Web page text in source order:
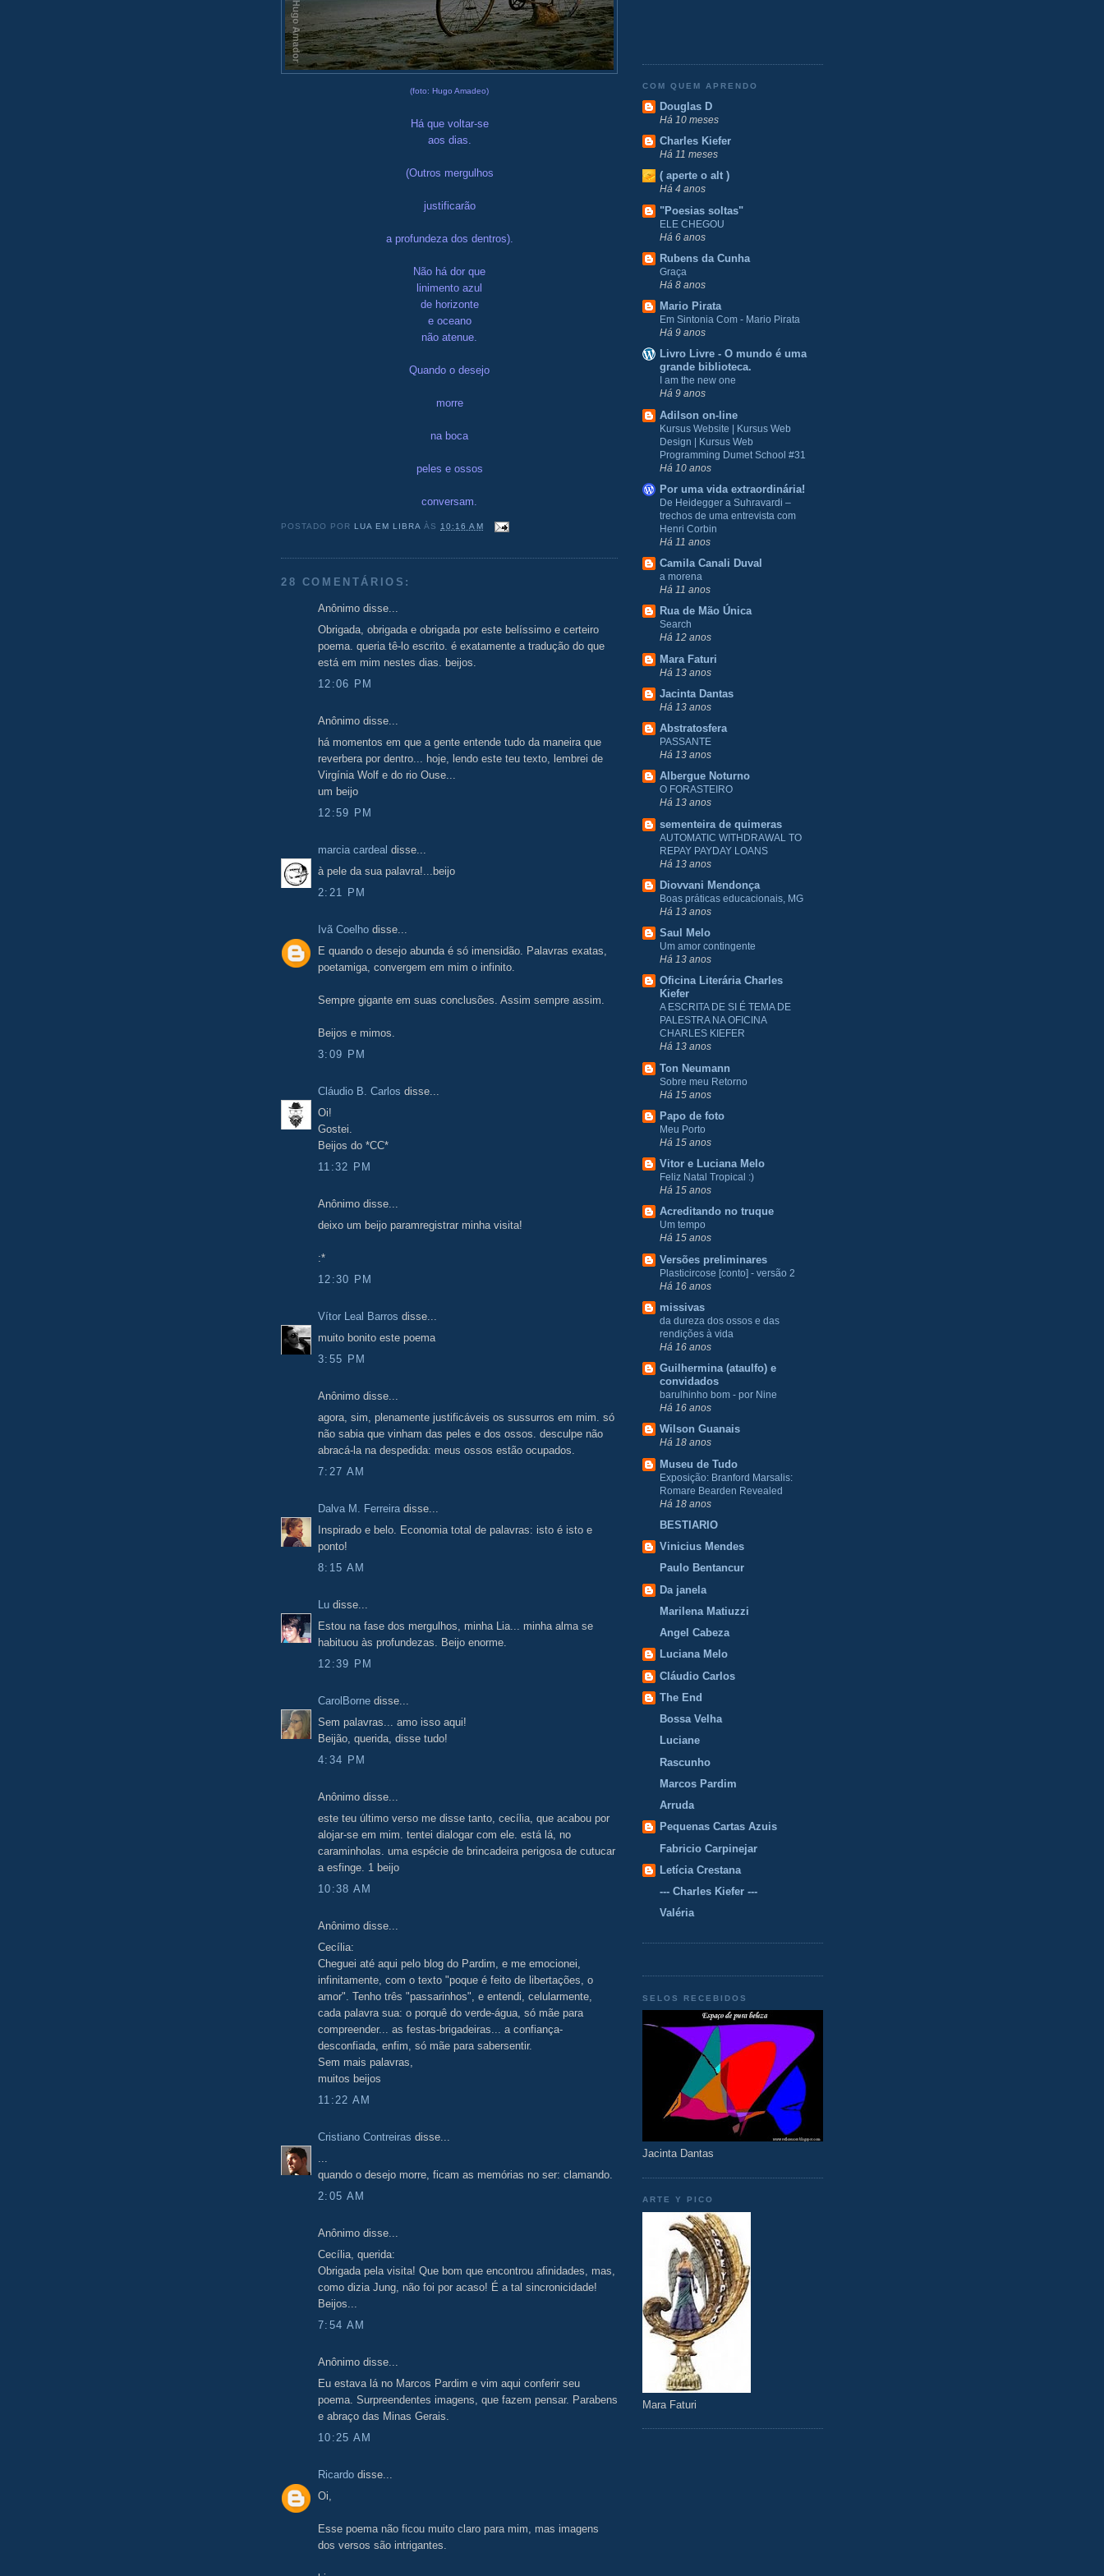
(foto: Hugo Amadeo)
Há que voltar-se
aos dias.
(Outros mergulhos
justificarão
a profundeza dos dentros).
Não há dor que
linimento azul
de horizonte
e oceano
não atenue.
Quando o desejo
morre
na boca
peles e ossos
conversam.
POSTADO POR LUA EM LIBRA ÀS 10:16 AM
28 COMENTÁRIOS:
Anônimo disse...
Obrigada, obrigada e obrigada por este belíssimo e certeiro
poema. queria tê-lo escrito. é exatamente a tradução do que
está em mim nestes dias. beijos.
12:06 PM
Anônimo disse...
há momentos em que a gente entende tudo da maneira que
reverbera por dentro... hoje, lendo este teu texto, lembrei de
Virgínia Wolf e do rio Ouse...
um beijo
12:59 PM
marcia cardeal disse...
à pele da sua palavra!...beijo
2:21 PM
Ivã Coelho disse...
E quando o desejo abunda é só imensidão. Palavras exatas,
poetamiga, convergem em mim o infinito.
Sempre gigante em suas conclusões. Assim sempre assim.
Beijos e mimos.
3:09 PM
Cláudio B. Carlos disse...
Oi!
Gostei.
Beijos do *CC*
11:32 PM
Anônimo disse...
deixo um beijo paramregistrar minha visita!
:*
12:30 PM
Vítor Leal Barros disse...
muito bonito este poema
3:55 PM
Anônimo disse...
agora, sim, plenamente justificáveis os sussurros em mim. só
não sabia que vinham das peles e dos ossos. desculpe não
abracá-la na despedida: meus ossos estão ocupados.
7:27 AM
Dalva M. Ferreira disse...
Inspirado e belo. Economia total de palavras: isto é isto e
ponto!
8:15 AM
Lu disse...
Estou na fase dos mergulhos, minha Lia... minha alma se
habituou às profundezas. Beijo enorme.
12:39 PM
CarolBorne disse...
Sem palavras... amo isso aqui!
Beijão, querida, disse tudo!
4:34 PM
Anônimo disse...
este teu último verso me disse tanto, cecília, que acabou por
alojar-se em mim. tentei dialogar com ele. está lá, no
caraminholas. uma espécie de brincadeira perigosa de cutucar
a esfinge. 1 beijo
10:38 AM
Anônimo disse...
Cecília:
Cheguei até aqui pelo blog do Pardim, e me emocionei,
infinitamente, com o texto "poque é feito de libertações, o
amor". Tenho três "passarinhos", e entendi, celularmente,
cada palavra sua: o porquê do verde-água, só mãe para
compreender... as festas-brigadeiras... a confiança-
desconfiada, enfim, só mãe para sabersentir.
Sem mais palavras,
muitos beijos
11:22 AM
Cristiano Contreiras disse...
...
quando o desejo morre, ficam as memórias no ser: clamando.
2:05 AM
Anônimo disse...
Cecília, querida:
Obrigada pela visita! Que bom que encontrou afinidades, mas,
como dizia Jung, não foi por acaso! É a tal sincronicidade!
Beijos...
7:54 AM
Anônimo disse...
Eu estava lá no Marcos Pardim e vim aqui conferir seu
poema. Surpreendentes imagens, que fazem pensar. Parabens
e abraço das Minas Gerais.
10:25 AM
Ricardo disse...
Oi,
Esse poema não ficou muito claro para mim, mas imagens
dos versos são intrigantes.
COM QUEM APRENDO
Douglas D
Há 10 meses
Charles Kiefer
Há 11 meses
( aperte o alt )
Há 4 anos
"Poesias soltas"
ELE CHEGOU
Há 6 anos
Rubens da Cunha
Graça
Há 8 anos
Mario Pirata
Em Sintonia Com - Mario Pirata
Há 9 anos
Livro Livre - O mundo é uma
grande biblioteca.
I am the new one
Há 9 anos
Adilson on-line
Kursus Website | Kursus Web
Design | Kursus Web
Programming Dumet School #31
Há 10 anos
Por uma vida extraordinária!
De Heidegger a Suhravardi –
trechos de uma entrevista com
Henri Corbin
Há 11 anos
Camila Canali Duval
a morena
Há 11 anos
Rua de Mão Única
Search
Há 12 anos
Mara Faturi
Há 13 anos
Jacinta Dantas
Há 13 anos
Abstratosfera
PASSANTE
Há 13 anos
Albergue Noturno
O FORASTEIRO
Há 13 anos
sementeira de quimeras
AUTOMATIC WITHDRAWAL TO
REPAY PAYDAY LOANS
Há 13 anos
Diovvani Mendonça
Boas práticas educacionais, MG
Há 13 anos
Saul Melo
Um amor contingente
Há 13 anos
Oficina Literária Charles
Kiefer
A ESCRITA DE SI É TEMA DE
PALESTRA NA OFICINA
CHARLES KIEFER
Há 13 anos
Ton Neumann
Sobre meu Retorno
Há 15 anos
Papo de foto
Meu Porto
Há 15 anos
Vitor e Luciana Melo
Feliz Natal Tropical :)
Há 15 anos
Acreditando no truque
Um tempo
Há 15 anos
Versões preliminares
Plasticircose [conto] - versão 2
Há 16 anos
missivas
da dureza dos ossos e das
rendições à vida
Há 16 anos
Guilhermina (ataulfo) e
convidados
barulhinho bom - por Nine
Há 16 anos
Wilson Guanais
Há 18 anos
Museu de Tudo
Exposição: Branford Marsalis:
Romare Bearden Revealed
Há 18 anos
BESTIARIO
Vinicius Mendes
Paulo Bentancur
Da janela
Marilena Matiuzzi
Angel Cabeza
Luciana Melo
Cláudio Carlos
The End
Bossa Velha
Luciane
Rascunho
Marcos Pardim
Arruda
Pequenas Cartas Azuis
Fabricio Carpinejar
Letícia Crestana
--- Charles Kiefer ---
Valéria
SELOS RECEBIDOS
Jacinta Dantas
ARTE Y PICO
Mara Faturi